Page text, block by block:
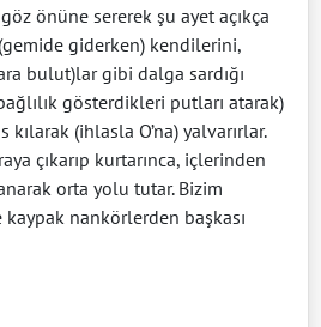
önüne sererek şu ayet açıkça
giderken) kendilerini,
bulut)lar gibi dalga sardığı
gösterdikleri putları atarak)
kılarak (ihlasla O’na) yalvarırlar.
çıkarıp kurtarınca, içlerinden
orta yolu tutar. Bizim
nankörlerden başkası